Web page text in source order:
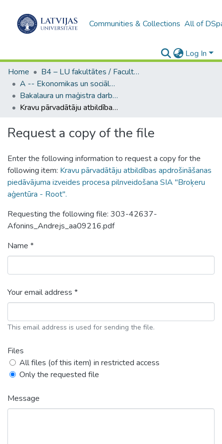
Communities & Collections All of
Log In
Home
B4 – LU fakultātes / Faculties of the UL
A -- Ekonomikas un sociālo zinātņu fakultāte / Faculty of Economics and Social Sciences
Bakalaura un maģistra darbi (ESZF) / Bachelor's and Master's theses
Kravu pārvadātāju atbildības apdrošināšanas piedāvājuma izveides procesa pilnveidošana SIA "Broķeru aģentūra - Root".
Request a copy of the file
Enter the following information to request a copy for the
following item: Kravu pārvadātāju atbildības apdrošināšanas
piedāvājuma izveides procesa pilnveidošana SIA "Broķeru
aģentūra - Root".
Requesting the following file: 303-42637-
Afonins_Andrejs_aa09216.pdf
Name *
Your email address *
This email address is used for sending the file.
Files
All files (of this item) in restricted access
Only the requested file
Message